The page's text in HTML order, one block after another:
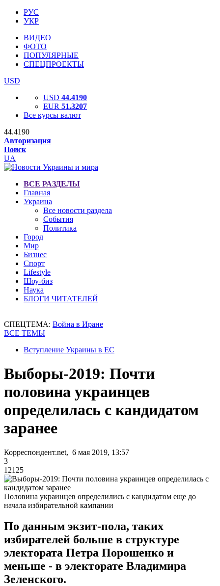
РУС
УКР
ВИДЕО
ФОТО
ПОПУЛЯРНЫЕ
СПЕЦПРОЕКТЫ
USD
USD 44.4190
EUR 51.3207
Все курсы валют
44.4190
Авторизация
Поиск
UA
ВСЕ РАЗДЕЛЫ
Главная
Украина
Все новости раздела
События
Политика
Город
Мир
Бизнес
Спорт
Lifestyle
Шоу-биз
Наука
БЛОГИ ЧИТАТЕЛЕЙ
СПЕЦТЕМА: Война в Иране
ВСЕ ТЕМЫ
Вступление Украины в ЕС
Выборы-2019: Почти
половина украинцев
определилась с кандидатом
заранее
Корреспондент.net, 6 мая 2019, 13:57
3
12125
Половина украинцев определились с кандидатом еще до
начала избирательной кампании
По данным экзит-пола, таких
избирателей больше в структуре
электората Петра Порошенко и
меньше - в электорате Владимира
Зеленского.